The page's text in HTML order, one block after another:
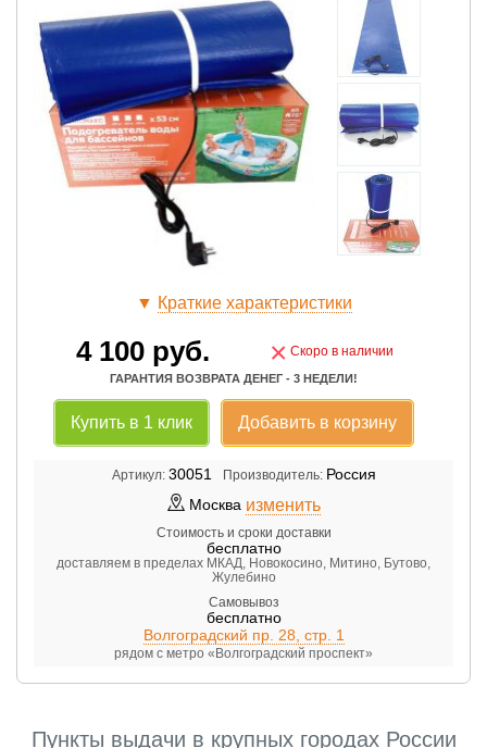
▼ Краткие характеристики
4 100руб. × Скоро в наличии
ГАРАНТИЯ ВОЗВРАТА ДЕНЕГ - 3 НЕДЕЛИ!
Купить в 1 клик Добавить в корзину
Артикул: 30051 Производитель: Россия
Москва изменить
Стоимость и сроки доставки
бесплатно
доставляем в пределах МКАД, Новокосино, Митино, Бутово,
Жулебино
Самовывоз
бесплатно
Волгоградский пр. 28, стр. 1
рядом с метро «Волгоградский проспект»
Пункты выдачи в крупных городах России